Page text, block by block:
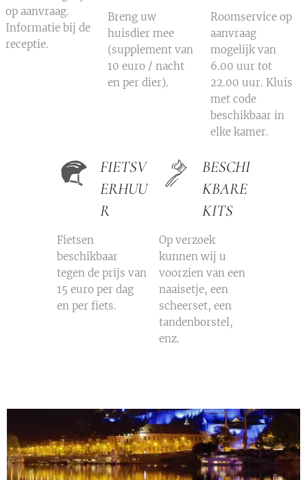
op aanvraag.
Informatie bij de
receptie.
Breng uw
huisdier mee
(supplement van
10 euro / nacht
en per dier).
Roomservice op
aanvraag
mogelijk van
6.00 uur tot
22.00 uur. Kluis
met code
beschikbaar in
elke kamer.
FIETSV
ERHUU
R
Fietsen
beschikbaar
tegen de prijs van
15 euro per dag
en per fiets.
BESCHI
KBARE
KITS
Op verzoek
kunnen wij u
voorzien van een
naaisetje, een
scheerset, een
tandenborstel,
enz.